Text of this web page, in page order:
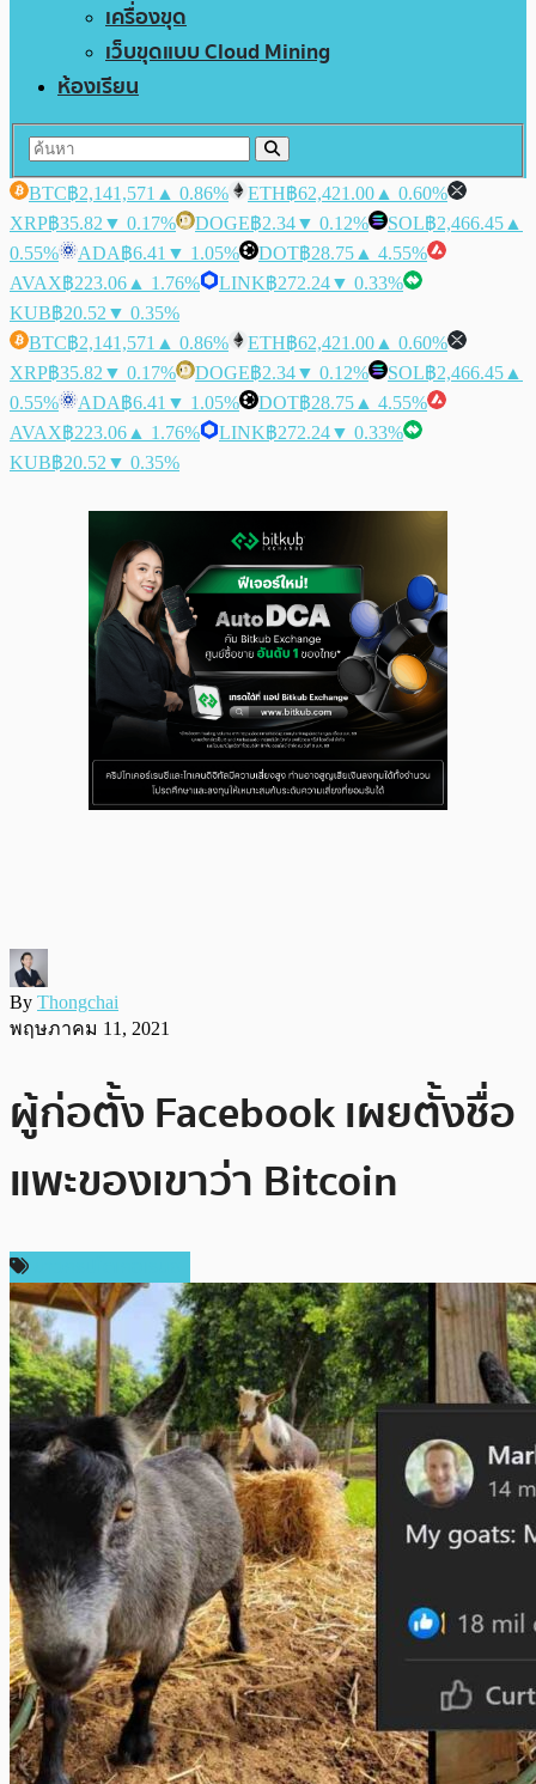
เครื่องขุด
เว็บขุดแบบ Cloud Mining
ห้องเรียน
BTC฿2,141,571 ▲ 0.86% ETH฿62,421.00 ▲ 0.60%
XRP฿35.82 ▼ 0.17% DOGE฿2.34▼ 0.12% SOL฿2,466.45 ▲
0.55%
ADA฿6.41 ▼ 1.05% DOT฿28.75 ▲ 4.55%
AVAX฿223.06 ▲ 1.76% LINK฿272.24▼ 0.33%
KUB฿20.52 ▼ 0.35%
BTC฿2,141,571 ▲ 0.86% ETH฿62,421.00 ▲ 0.60%
XRP฿35.82 ▼ 0.17% DOGE฿2.34▼ 0.12% SOL฿2,466.45 ▲
0.55%
ADA฿6.41 ▼ 1.05% DOT฿28.75 ▲ 4.55%
AVAX฿223.06 ▲ 1.76% LINK฿272.24▼ 0.33%
KUB฿20.52 ▼ 0.35%
By Thongchai
พฤษภาคม 11, 2021
ผู้ก่อตั้ง Facebook เผยตั้งชื่อ
แพะของเขาว่า Bitcoin